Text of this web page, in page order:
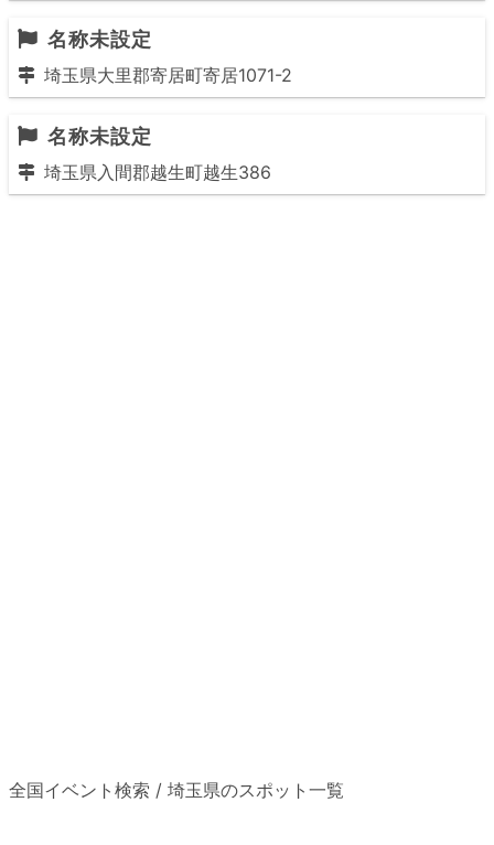
名称未設定
埼玉県大里郡寄居町寄居1071-2
名称未設定
埼玉県入間郡越生町越生386
全国イベント検索 / 埼玉県のスポット一覧